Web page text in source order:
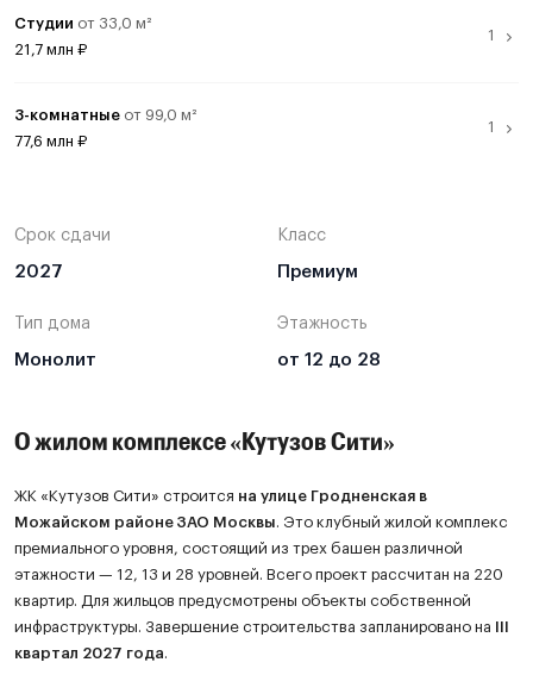
Студии от 33,0 м²
21,7 млн ₽
3-комнатные от 99,0 м²
77,6 млн ₽
Срок сдачи
2027
Класс
Премиум
Тип дома
Монолит
Этажность
от 12 до 28
О жилом комплексе «Кутузов Сити»
ЖК «Кутузов Сити» строится на улице Гродненская в
Можайском районе ЗАО Москвы . Это клубный жилой комплекс
премиального уровня, состоящий из трех башен различной
этажности — 12, 13 и 28 уровней. Всего проект рассчитан на 220
квартир. Для жильцов предусмотрены объекты собственной
инфраструктуры. Завершение строительства запланировано на III
квартал 2027 года